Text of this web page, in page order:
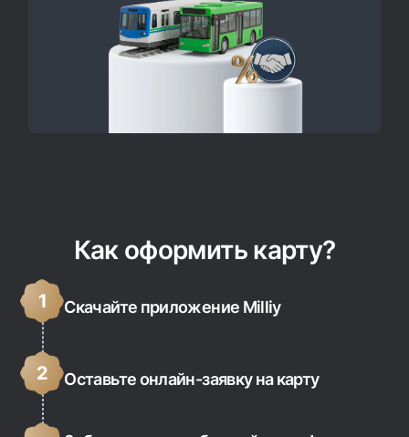
Как оформить карту?
1 Скачайте приложение Milliy
2 Оставьте онлайн-заявку на карту